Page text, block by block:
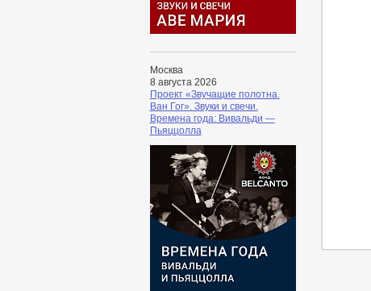
Москва
8 августа 2026
Проект «Звучащие полотна.
Ван Гог». Звуки и свечи.
Времена года: Вивальди —
Пьяццолла